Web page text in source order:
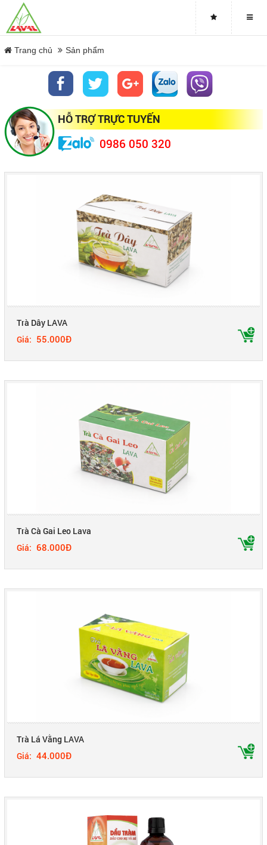
Trà Lạc Tiên Lava
Close
Trang chủ Sản phẩm
HỖ TRỢ TRỰC TUYẾN
0986 050 320
Trà Dây LAVA
Giá: 55.000Đ
Trà Cà Gai Leo Lava
Giá: 68.000Đ
Trà Lá Vằng LAVA
Giá: 44.000Đ